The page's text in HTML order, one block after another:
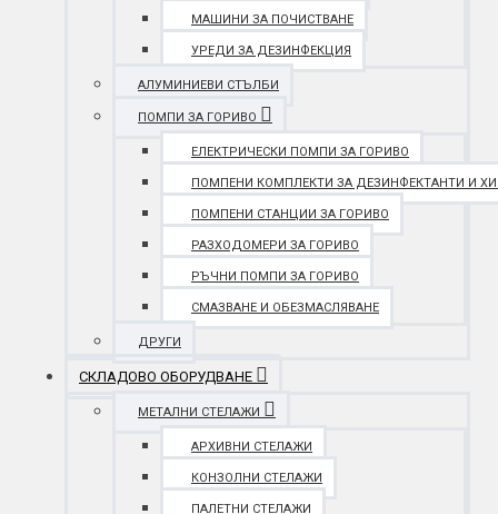
МАШИНИ ЗА ПОЧИСТВАНЕ
УРЕДИ ЗА ДЕЗИНФЕКЦИЯ
АЛУМИНИЕВИ СТЪЛБИ
ПОМПИ ЗА ГОРИВО
ЕЛЕКТРИЧЕСКИ ПОМПИ ЗА ГОРИВО
ПОМПЕНИ КОМПЛЕКТИ ЗА ДЕЗИНФЕКТАНТИ И
ПОМПЕНИ СТАНЦИИ ЗА ГОРИВО
РАЗХОДОМЕРИ ЗА ГОРИВО
РЪЧНИ ПОМПИ ЗА ГОРИВО
СМАЗВАНЕ И ОБЕЗМАСЛЯВАНЕ
ДРУГИ
СКЛАДОВО ОБОРУДВАНЕ
МЕТАЛНИ СТЕЛАЖИ
АРХИВНИ СТЕЛАЖИ
КОНЗОЛНИ СТЕЛАЖИ
ПАЛЕТНИ СТЕЛАЖИ